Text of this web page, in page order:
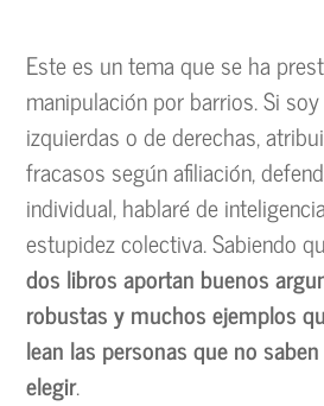
Este es un tema que se ha
manipulación por barrios. Si
izquierdas o de derechas,
fracasos según afiliación,
individual, hablaré de
estupidez colectiva. Sabiendo
dos libros aportan buenos
robustas y muchos ejemplos
lean las personas que no
elegir.